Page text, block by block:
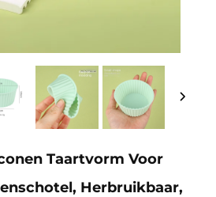
Taartvorm Voor
Herbruikbaar,